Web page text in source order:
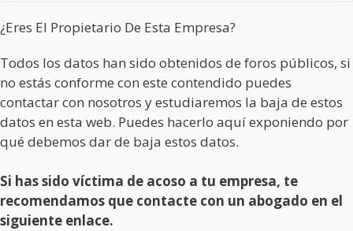
¿Eres El Propietario De Esta Empresa?
Todos los datos han sido obtenidos de foros públicos, si
no estás conforme con este contendido puedes
contactar con nosotros y estudiaremos la baja de estos
datos en esta web. Puedes hacerlo aquí exponiendo por
qué debemos dar de baja estos datos.
Si has sido víctima de acoso a tu empresa, te
recomendamos que contacte con un abogado en el
siguiente enlace.